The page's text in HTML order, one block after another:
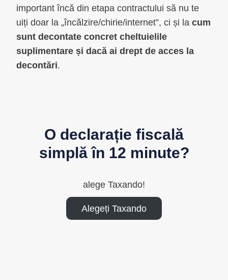
important încă din etapa contractului să nu te
uiți doar la „încălzire/chirie/internet”, ci și la cum
sunt decontate concret cheltuielile
suplimentare și dacă ai drept de acces la
decontări.
O declarație fiscală
simplă în 12 minute?
alege Taxando!
Alegeți Taxando